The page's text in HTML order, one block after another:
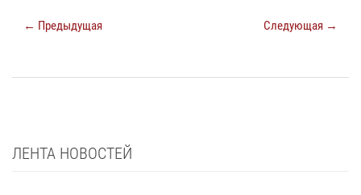
← Предыдущая Следующая →
ЛЕНТА НОВОСТЕЙ